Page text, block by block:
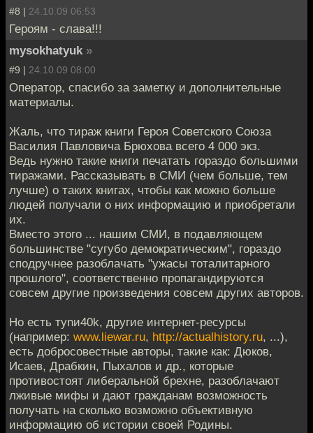
#8 | 24.10.09 06:53
Героям - слава!!!
mysokhatyuk »
#9 | 24.10.09 08:00
Оператор, спасибо за заметку и дополнительные
материалы.
Жаль, что тираж книги Героя Советского Союза
Василия Павловича Брюхова всего 4 000 экз.
Ведь нужно такие книги печатать гораздо большими
тиражами. Рассказывать в СМИ (чем больше, тем
лучше) о таких книгах, чтобы как можно больше
людей получали о них информацию и приобретали
их.
Вместо этого ... нашим СМИ, в подавляющем
большинстве "сугубо демократическим", гораздо
сподручнее разоблачать "ужасы тоталитарного
прошлого", соответственно пропагандируются
совсем другие произведения совсем других авторов.
Но есть туnи40k, другие интернет-ресурсы
(например: www.liewar.ru, http://actualhistory.ru, ...),
есть добросовестные авторы, такие как: Дюков,
Исаев, Драбкин, Пыхалов и др., которые
противостоят либеральной брехне, разоблачают
лживые мифы и дают гражданам возможность
получать на сколько возможно объективную
информацию об истории своей Родины.